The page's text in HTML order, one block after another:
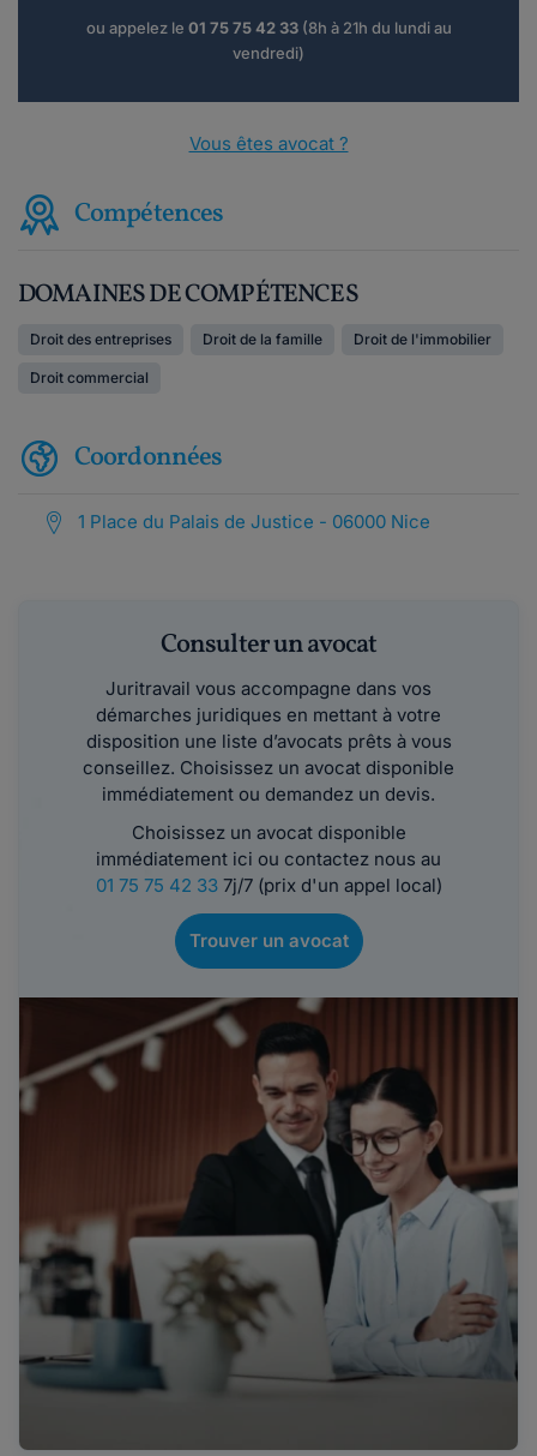
ou appelez le 01 75 75 42 33(8h à 21h du lundi au
vendredi)
Vous êtes avocat ?
Compétences
DOMAINES DE COMPÉTENCES
Droit des entreprises Droit de la famille Droit de l'immobilier
Droit commercial
Coordonnées
1 Place du Palais de Justice - 06000 Nice
Consulter un avocat
Juritravail vous accompagne dans vos
démarches juridiques en mettant à votre
disposition une liste d’avocats prêts à vous
conseillez. Choisissez un avocat disponible
immédiatement ou demandez un devis.
Choisissez un avocat disponible
immédiatement ici ou contactez nous au
01 75 75 42 337j/7 (prix d'un appel local)
Trouver un avocat